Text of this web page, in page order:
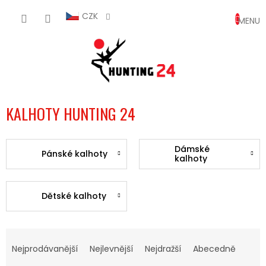
CZK
KOŠÍK
KALHOTY HUNTING 24
Pánské kalhoty
Dámské
kalhoty
Dětské kalhoty
Nejprodávanější Nejlevnější Nejdražší Abecedně